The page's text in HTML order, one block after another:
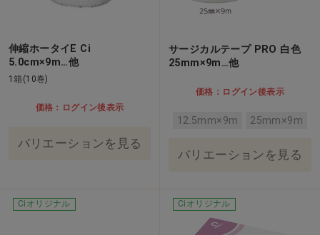
伸縮ホータイE Ci
5.0cm×9m…他
1箱(10巻)
価格：ログイン後表示
バリエーションを見る
サージカルテープ PRO 白色
25mm×9m…他
価格：ログイン後表示
12.5mm×9m 25mm×9m
バリエーションを見る
Ciオリジナル Ciオリジナル